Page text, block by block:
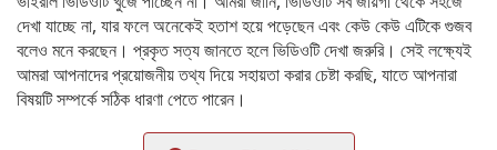
দেখা যাচ্ছে না, যার ফলে অনেকেই হতাশ হয়ে পড়েছেন এবং কেউ কেউ এটিকে গুজব
বলেও মনে করছেন। প্রকৃত সত্য জানতে হলে ভিডিওটি দেখা জরুরি। সেই লক্ষ্যেই
আমরা আপনাদের প্রয়োজনীয় তথ্য দিয়ে সহায়তা করার চেষ্টা করছি, যাতে আপনারা
বিষয়টি সম্পর্কে সঠিক ধারণা পেতে পারেন।